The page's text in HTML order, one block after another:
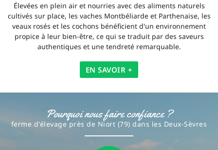
Élevées en plein air et nourries avec des aliments naturels
cultivés sur place, les vaches Montbéliarde et Parthenaise, les
veaux rosés et les cochons bénéficient d'un environnement
propice à leur bien-être, ce qui se traduit par des saveurs
authentiques et une tendreté remarquable.
EN SAVOIR +
Pourquoi nous faire confiance ?
ferme d'élevage près de Niort (79) dans les Deux-Sèvres